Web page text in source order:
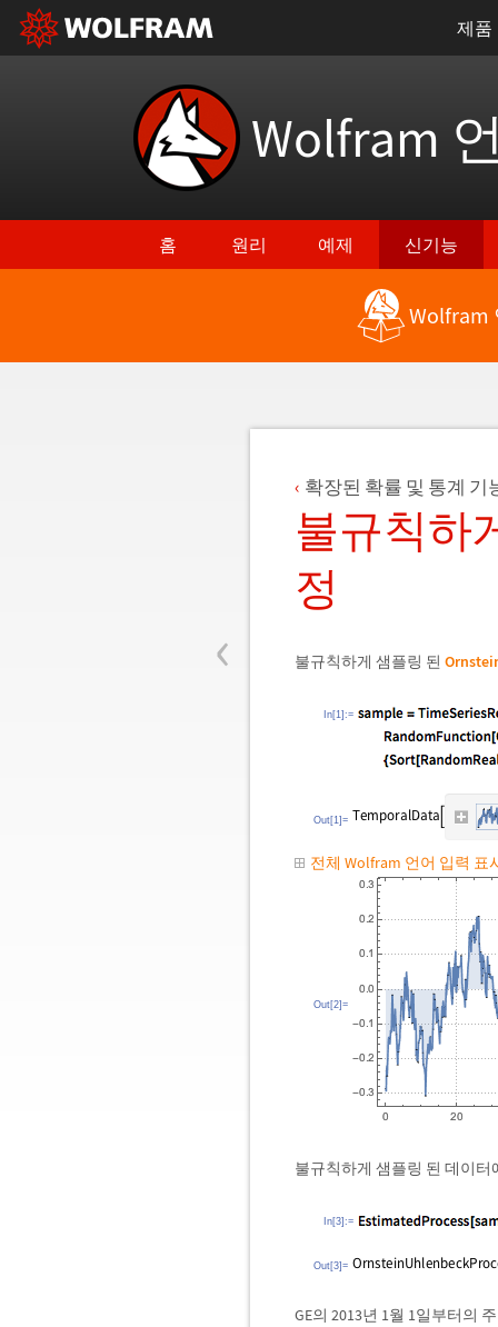
제품
Wolfram
홈 원리 예제 신기능
Wolfram
‹
확장된 확률 및 통계 기
불규칙하
정
불규칙하게 샘플링 된
In[1]:=
Out[1]=
전체 Wolfram 언어 입력 표
Out[2]=
불규칙하게 샘플링 된 데이
In[3]:=
Out[3]=
GE의 2013년 1월 1일부터의